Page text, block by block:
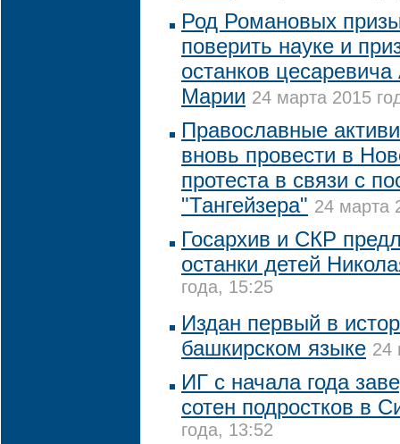
Род Романовых
поверить науке и
останков
Марии 24 марта 2015
Православные
вновь провести в
протеста в связи с
"Тангейзера" 24 марта
Госархив и СКР
останки детей
года, 15:25
Издан первый в
башкирском языке 24
ИГ с начала года
сотен подростков в
года, 13:52